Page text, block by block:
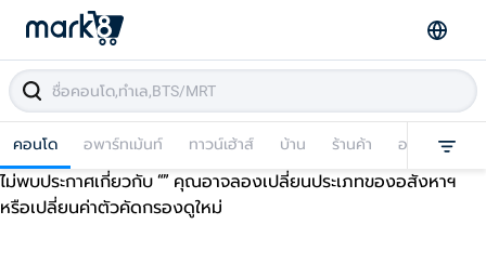
คอนโด อพาร์ทเม้นท์ ทาวน์เฮ้าส์ บ้าน ร้านค้า อาคารพาณิช
ไม่พบประกาศเกี่ยวกับ “” คุณอาจลองเปลี่ยนประเภทของอสังหาฯ
หรือเปลี่ยนค่าตัวคัดกรองดูใหม่